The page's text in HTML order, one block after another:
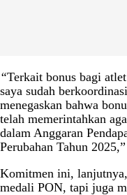
“Terkait bonus bagi
saya sudah
menegaskan bahwa
telah memerintahkan
dalam Anggaran
Perubahan Tahun
Komitmen ini,
medali PON, tapi juga